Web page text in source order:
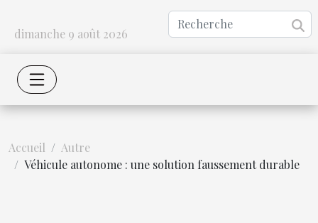
dimanche 9 août 2026
Accueil
Autre
Véhicule autonome : une solution faussement durable